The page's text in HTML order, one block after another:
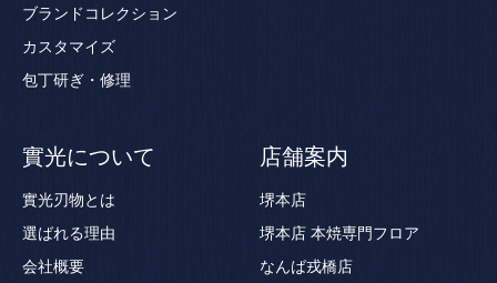
ブランドコレクション
カスタマイズ
包丁研ぎ・修理
實光について
實光刃物とは
選ばれる理由
会社概要
店舗案内
堺本店
堺本店 本焼専門フロア
なんば戎橋店